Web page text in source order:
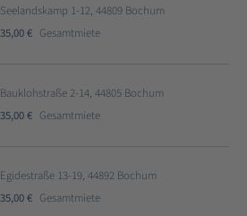
Seelandskamp 1-12, 44809 Bochum
35,00 € Gesamtmiete
Bauklohstraße 2-14, 44805 Bochum
35,00 € Gesamtmiete
Egidestraße 13-19, 44892 Bochum
35,00 € Gesamtmiete